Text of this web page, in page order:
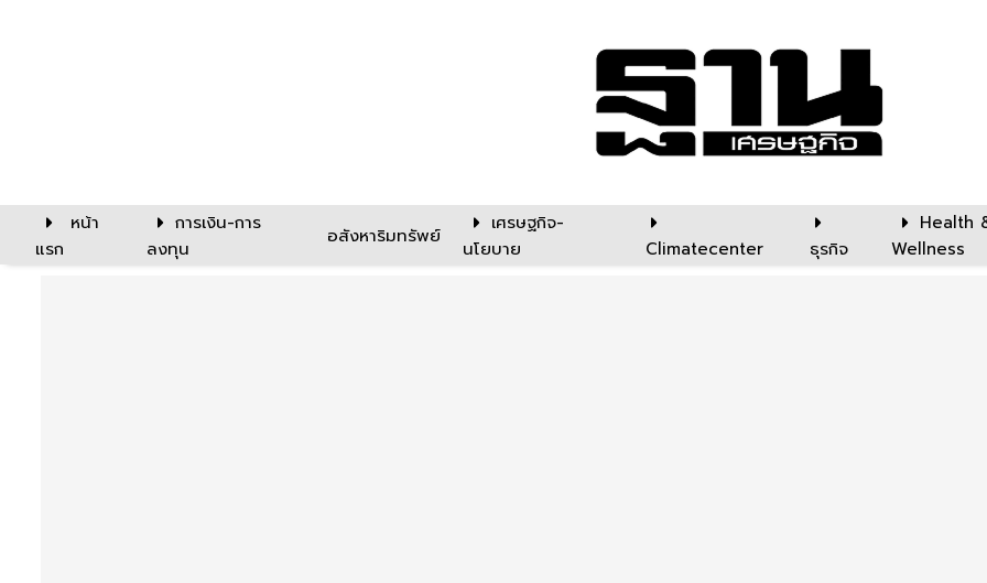
หน้า
แรก
การเงิน-การ
ลงทุน
อสังหาริมทรัพย์
เศรษฐกิจ-
นโยบาย
Climatecenter ธุรกิจ
Health
Wellness